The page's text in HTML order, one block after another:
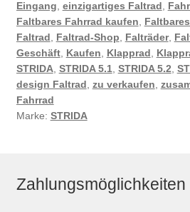
Eingang einzigartiges Faltrad
Faltbares Fahrrad kaufen
Faltrad
Faltrad-Shop Falträder,
Geschäft, Kaufen Klapprad
STRIDA, STRIDA 5.1 STRIDA 5.2
design Faltrad zu verkaufen
Fahrrad
Marke: STRIDA
Zahlungsmöglichkeiten